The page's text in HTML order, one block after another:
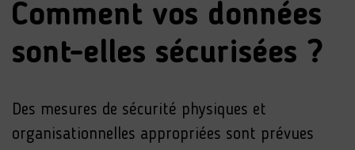
Comment vos données
sont-elles sécurisées ?
Des mesures de sécurité physiques et
organisationnelles appropriées sont prévues